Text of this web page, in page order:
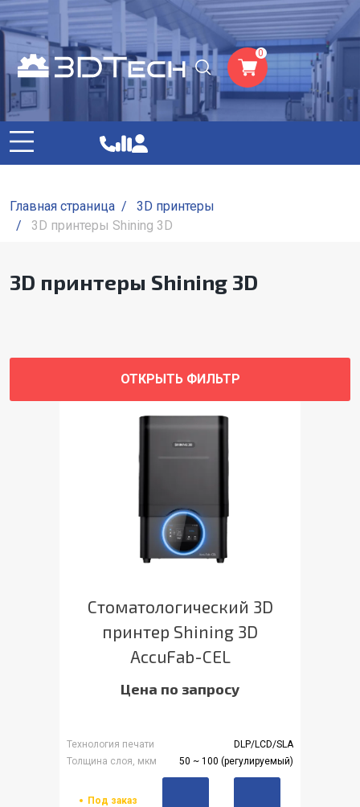
0
Главная страница /
3D принтеры
/
3D принтеры Shining 3D
3D принтеры Shining 3D
ОТКРЫТЬ ФИЛЬТР
Стоматологический 3D
принтер Shining 3D
AccuFab-CEL
Цена по запросу
Технология печати
DLP/LCD/SLA
Толщина слоя, мкм
50 ~ 100 (регулируемый)
Под заказ